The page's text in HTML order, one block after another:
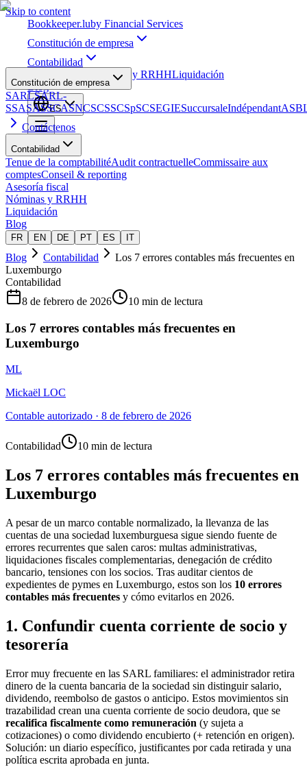
Skip to content
Bookkeeper.luby Financial Services
Constitución de empresa
Contabilidad
Nóminas y RRHHLiquidación
Blog
ES
Constitución de empresa
SARLSARL-
SSASASSCASNCSCSSCSpSCSEGIESuccursaleIndépendant
Contáctenos
Contabilidad
Tenue de la comptabilitéAudit contractuelleCommissaire aux
comptesConseil & reporting
Asesoría fiscal
Nóminas y RRHH
Liquidación
Blog
FR EN DE PT ES IT
Blog Contabilidad
Los 7 errores contables más frecuentes en
Luxemburgo
Contabilidad
8 de febrero de 2026
10 min de lectura
Los 7 errores contables más frecuentes en
Luxemburgo
ML
Mickaël LOC
Contable autorizado · 8 de febrero de 2026
Contabilidad 10 min de lectura
Los 7 errores contables más frecuentes en
Luxemburgo
A pesar de un marco contable normalizado, la llevanza de las
cuentas de una sociedad luxemburguesa sigue siendo fuente de
errores recurrentes que salen caros: multas administrativas,
liquidaciones fiscales complementarias, denegación de crédito
bancario, tensiones con los socios. Tras auditar cientos de
expedientes de pymes en Luxemburgo, estos son los 10 errores
contables más frecuentes y cómo evitarlos en 2026.
1. Confundir cuenta corriente de socio y
tesorería
Error muy frecuente en las SARL familiares: el administrador retira
dinero de la cuenta bancaria de la sociedad sin distinguir salario,
dividendo, reembolso de gastos o anticipo. Estos movimientos sin
trazabilidad crean una cuenta corriente de socio deudora, que se
recalifica fiscalmente como remuneración (y sujeta a
cotizaciones) o como dividendo encubierto (+ retención en origen).
Solución: un diario específico, justificantes por cada retirada y una
política escrita aprobada en junta.